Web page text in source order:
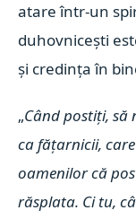
atare într-un
duhovnicești
și credința în
„Când postiți, să
ca fățarnicii, care
oamenilor că
răsplata. Ci tu,